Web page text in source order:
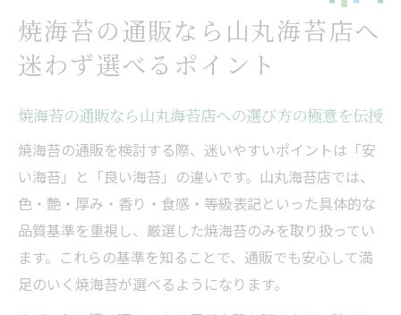
焼海苔の通販なら山丸海苔店へ最適な用途
別の選び方
見分け方とは
味や香りで知る安い海苔と良い海苔の差とは
焼海苔の通販なら山丸海苔店へ味と香りの
違いを比較
焼海苔の通販なら山丸海苔店へ安い海苔と
良い海苔の特徴
焼海苔の通販なら山丸海苔店へ香り豊かな
焼海苔の通販なら山丸海苔店へ
迷わず選べるポイント
焼海苔の通販なら山丸海苔店への選び方の極意を伝授
焼海苔の通販を検討する際、迷いやすいポイントは「安
い海苔」と「良い海苔」の違いです。山丸海苔店では、
色・艶・厚み・香り・食感・等級表記といった具体的な
品質基準を重視し、厳選した焼海苔のみを取り扱ってい
ます。これらの基準を知ることで、通販でも安心して満
足のいく焼海苔が選べるようになります。